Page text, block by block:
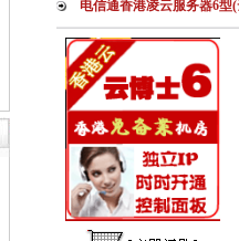
电信通香港凌云服务器6型